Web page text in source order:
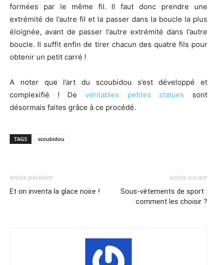
formées par le même fil. Il faut donc prendre une
extrémité de l’autre fil et la passer dans la boucle la plus
éloignée, avant de passer l’autre extrémité dans l’autre
boucle. Il suffit enfin de tirer chacun des quatre fils pour
obtenir un petit carré !
A noter que l’art du scoubidou s’est développé et
complexifié ! De véritables petites statues sont
désormais faites grâce à ce procédé.
TAGS scoubidou
Article précédent
Et on inventa la glace noire !
Article suivant
Sous-vêtements de sport :
comment les choisir ?